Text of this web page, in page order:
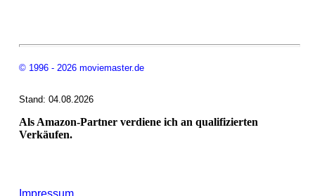
© 1996 - 2026 moviemaster.de
Stand: 04.08.2026
Als Amazon-Partner verdiene ich an qualifizierten
Verkäufen.
Impressum